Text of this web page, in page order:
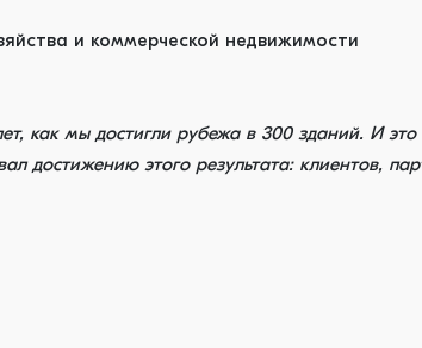
и коммерческой недвижимости
как мы достигли рубежа в 300 зданий. И это
достижению этого результата: клиентов,